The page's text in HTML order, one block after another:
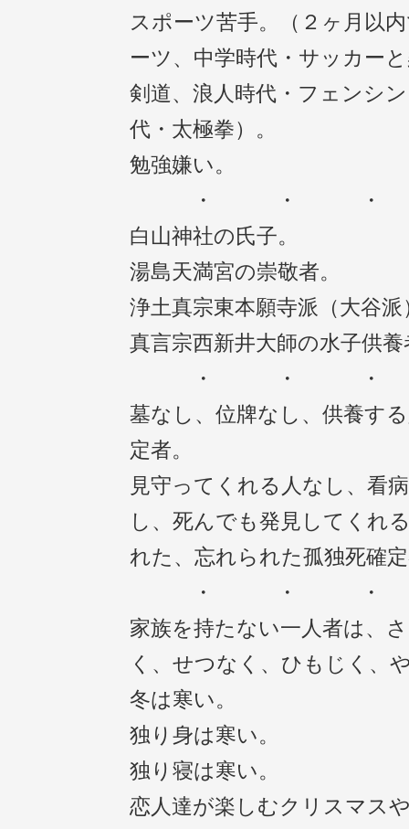
スポーツ苦手。（２ヶ月以
ーツ、中学時代・サッカー
剣道、浪人時代・フェンシ
代・太極拳）。
勉強嫌い。
・ ・
白山神社の氏子。
湯島天満宮の崇敬者。
浄土真宗東本願寺派（大谷
真言宗西新井大師の水子供養
・ ・
墓なし、位牌なし、供養す
定者。
見守ってくれる人なし、看
し、死んでも発見してくれ
れた、忘れられた孤独死確
・ ・
家族を持たない一人者は、
く、せつなく、ひもじく、
冬は寒い。
独り身は寒い。
独り寝は寒い。
恋人達が楽しむクリスマス